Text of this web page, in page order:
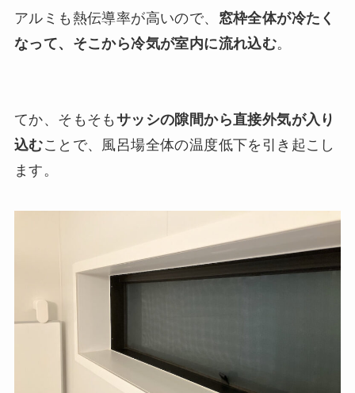
アルミも熱伝導率が高いので、 窓枠全体が冷たく
なって、そこから冷気が室内に流れ込む。
てか、そもそも サッシの隙間から直接外気が入り
込むことで、風呂場全体の温度低下を引き起こし
ます。